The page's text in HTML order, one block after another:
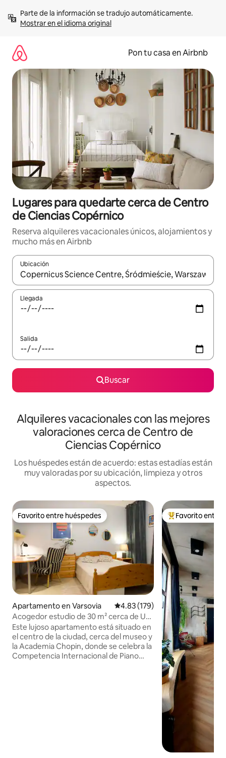
contenidoMostrar en el idioma original
Pon tu casa en Airbnb
Lugares para quedarte cerca de Centro
de Ciencias Copérnico
Reserva alquileres vacacionales únicos, alojamientos y
mucho más en Airbnb
Ubicación
Cuando los resultados estén disponibles, navega con las
Llegada
Salida
Buscar
Alquileres vacacionales con las mejores
valoraciones cerca de Centro de
Ciencias Copérnico
Los huéspedes están de acuerdo: estas estadías están
muy valoradas por su ubicación, limpieza y otros
aspectos.
Favorito entre huéspedes
Favorito entre huéspedes
Apartamento en Varsovia Calificación promedio: 4.83 de
4.83 (179)
Acogedor estudio de 30 m² cerca de Uni,
OldTown, Museo Chopin
Este lujoso apartamento está situado en
el centro de la ciudad, cerca del museo y
la Academia Chopin, donde se celebra la
Competencia Internacional de Piano
Favorito entre
Favorito entre